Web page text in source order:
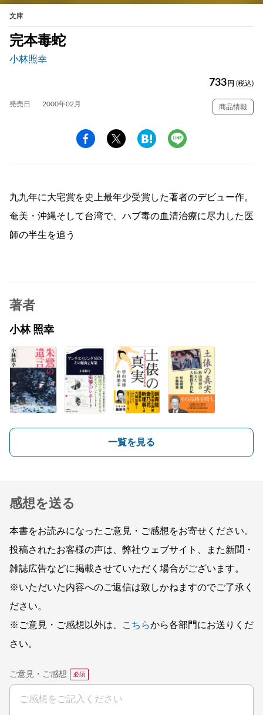
文庫
完本毒蛇
小林照幸
733 円 (税込)
発売日 2000年02月 商品情報
九九年に大宅賞を史上最年少受賞した著者のデビュー作。
奄美・沖縄そして台湾で、ハブ毒の血清治療に尽力した医
師の半生を追う
著者
小林 照幸
一覧を見る
感想を送る
本書をお読みになったご意見・ご感想をお寄せください。
投稿されたお客様の声は、弊社ウェブサイト、また新聞・
雑誌広告などに掲載させていただく場合がございます。
※いただいた内容へのご返信は致しかねますのでご了承く
ださい。
※ご意見・ご感想以外は、
こちらから各部門にお送りくだ
さい。
ご意見・ご感想